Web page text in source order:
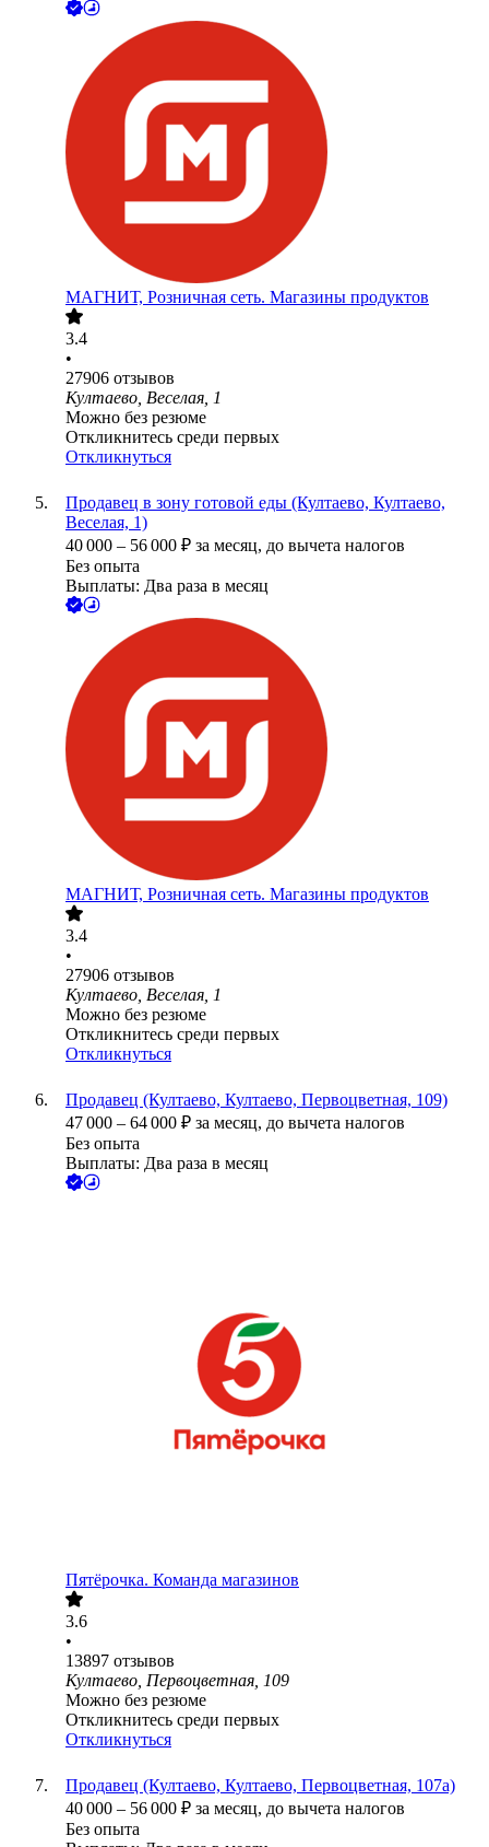
МАГНИТ, Розничная сеть. Магазины продуктов
3.4
•
27906 отзывов
Култаево, Веселая, 1
Можно без резюме
Откликнитесь среди первых
Откликнуться
Продавец в зону готовой еды (Култаево, Култаево,
Веселая, 1)
40 000 – 56 000 ₽ за месяц, до вычета налогов
Без опыта
Выплаты: Два раза в месяц
МАГНИТ, Розничная сеть. Магазины продуктов
3.4
•
27906 отзывов
Култаево, Веселая, 1
Можно без резюме
Откликнитесь среди первых
Откликнуться
Продавец (Култаево, Култаево, Первоцветная, 109)
47 000 – 64 000 ₽ за месяц, до вычета налогов
Без опыта
Выплаты: Два раза в месяц
Пятёрочка. Команда магазинов
3.6
•
13897 отзывов
Култаево, Первоцветная, 109
Можно без резюме
Откликнитесь среди первых
Откликнуться
Продавец (Култаево, Култаево, Первоцветная, 107а)
40 000 – 56 000 ₽ за месяц, до вычета налогов
Без опыта